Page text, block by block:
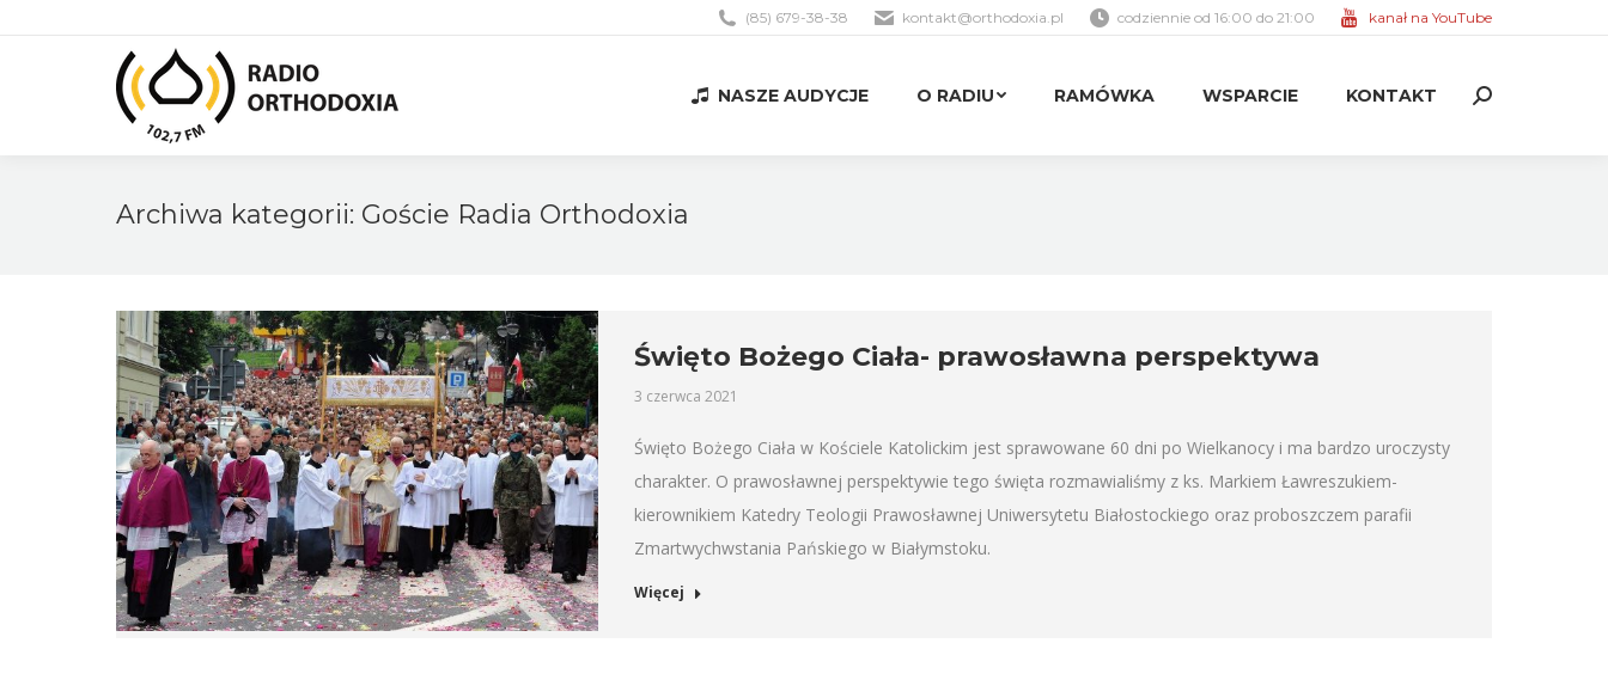
(85) 679-38-38 kontakt@orthodoxia.pl codziennie od 16:00 do 21:00 kanał na YouTube
NASZE AUDYCJE O RADIU RAMÓWKA WSPARCIE KONTAKT Search:
Archiwa kategorii: Goście Radia Orthodoxia
Święto Bożego Ciała- prawosławna perspektywa
3 czerwca 2021
Święto Bożego Ciała w Kościele Katolickim jest sprawowane 60 dni po Wielkanocy i ma bardzo uroczysty
charakter. O prawosławnej perspektywie tego święta rozmawialiśmy z ks. Markiem Ławreszukiem-
kierownikiem Katedry Teologii Prawosławnej Uniwersytetu Białostockiego oraz proboszczem parafii
Zmartwychwstania Pańskiego w Białymstoku.
Więcej